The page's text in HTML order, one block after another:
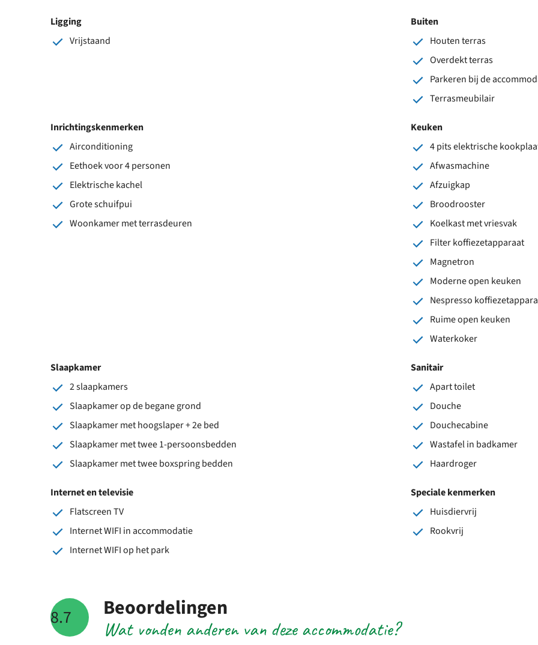
Ligging
Vrijstaand
Buiten
Houten terras
Overdekt terras
Parkeren bij de
Terrasmeubilair
Inrichtingskenmerken
Airconditioning
Eethoek voor 4 personen
Elektrische kachel
Grote schuifpui
Woonkamer met terrasdeuren
Keuken
4 pits elektrische
Afwasmachine
Afzuigkap
Broodrooster
Koelkast met vriesvak
Filter koffiezetapparaat
Magnetron
Moderne open keuken
Nespresso
Ruime open keuken
Waterkoker
Slaapkamer
2 slaapkamers
Slaapkamer op de begane grond
Slaapkamer met hoogslaper + 2e bed
Slaapkamer met twee 1-persoonsbedden
Slaapkamer met twee boxspring bedden
Sanitair
Apart toilet
Douche
Douchecabine
Wastafel in badkamer
Haardroger
Internet en televisie
Flatscreen TV
Internet WIFI in accommodatie
Internet WIFI op het park
Speciale kenmerken
Huisdiervrij
Rookvrij
8.7 Wat vonden anderen van deze accommodatie?
Beoordelingen